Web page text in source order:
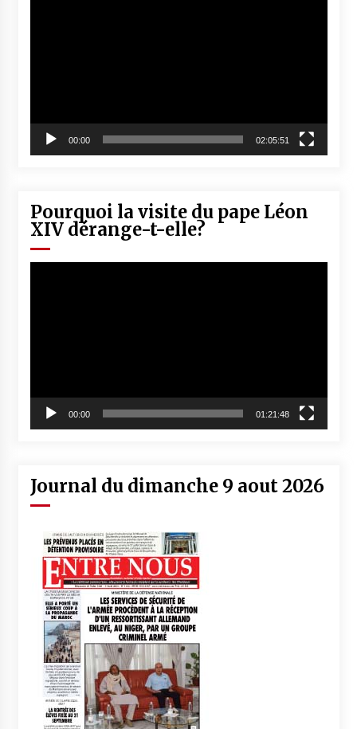
00:00 02:05:51
Pourquoi la visite du pape Léon
XIV dérange-t-elle?
00:00 01:21:48
Journal du dimanche 9 aout 2026